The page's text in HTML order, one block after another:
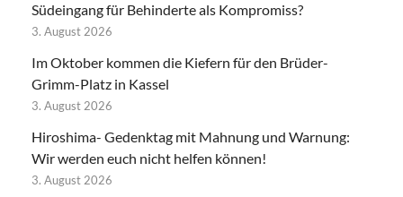
Südeingang für Behinderte als Kompromiss?
3. August 2026
Im Oktober kommen die Kiefern für den Brüder-
Grimm-Platz in Kassel
3. August 2026
Hiroshima- Gedenktag mit Mahnung und Warnung:
Wir werden euch nicht helfen können!
3. August 2026